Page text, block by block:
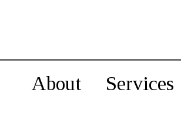
About Services